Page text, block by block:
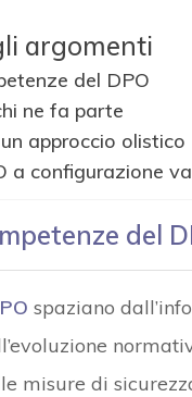
argomenti
del DPO
ne fa parte
approccio olistico
a configurazione
del
spaziano
misure di